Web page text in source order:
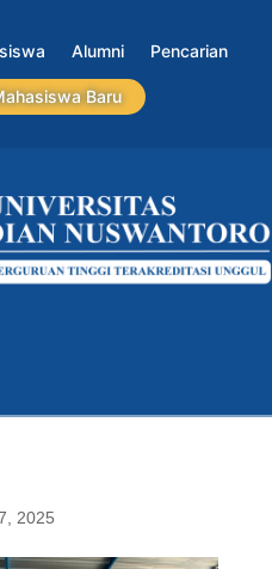
Alumni Pencarian
Baru
2025